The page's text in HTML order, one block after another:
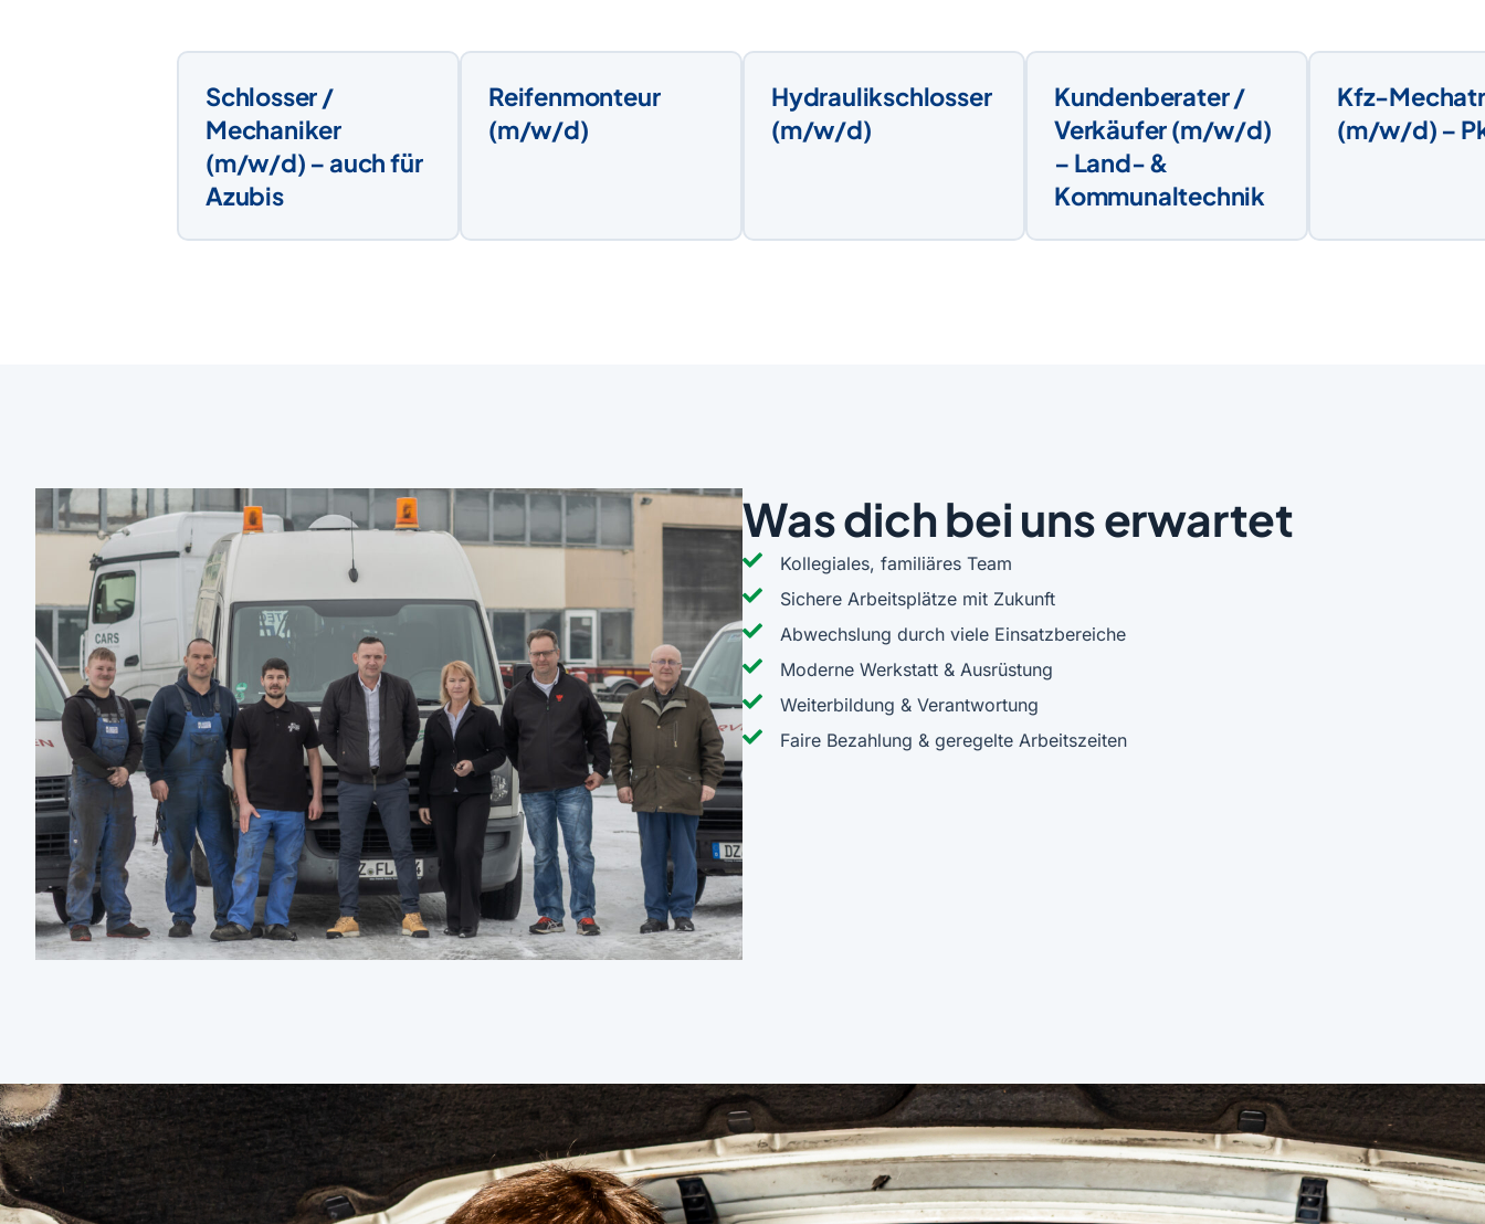
Schlosser /
Mechaniker
(m/w/d) – auch für
Azubis
Reifenmonteur
(m/w/d)
Hydraulikschlosser
(m/w/d)
Kundenberater /
Verkäufer (m/w/d)
– Land- &
Kommunaltechnik
Kfz-
(m/w/d) –
Was dich bei uns erwartet
Kollegiales, familiäres Team
Sichere Arbeitsplätze mit Zukunft
Abwechslung durch viele Einsatzbereiche
Moderne Werkstatt & Ausrüstung
Weiterbildung & Verantwortung
Faire Bezahlung & geregelte Arbeitszeiten